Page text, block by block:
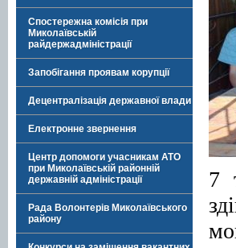
Спостережна комісія при
Миколаївській
райдержадміністрації
Запобігання проявам корупції
Децентралізація державної влади
Електронне звернення
Центр допомоги учасникам АТО
при Миколаївській районній
державній адміністрації
Рада Волонтерів Миколаївського
району
7